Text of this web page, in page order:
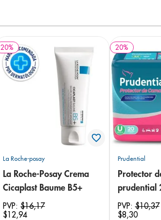
20%
La Roche-posay
La Roche-Posay Crema
Cicaplast Baume B5+
PVP:$16,17
$12,94
20%
Prudential
Protector
prudential
PVP:$10,37
$8,30